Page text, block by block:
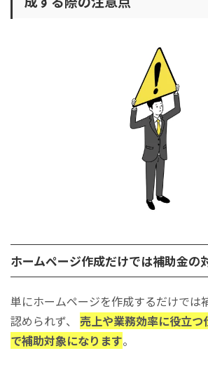
ホームページ作成だけでは補助金の
単にホームページを作成するだけでは
認められず、 売上や業務効率に役立つ
で補助対象になります。